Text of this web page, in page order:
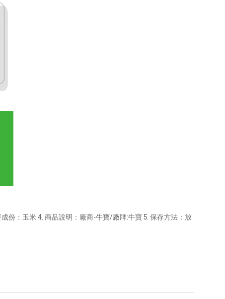
份：玉米 4. 商品說明：廠商-牛寶/廠牌:牛寶 5. 保存方法：放